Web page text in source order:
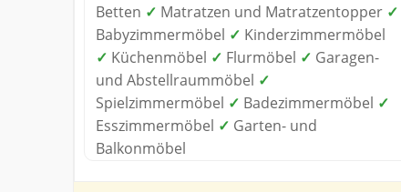
Betten ✓ Matratzen und Matratzentopper ✓
Babyzimmermöbel ✓ Kinderzimmermöbel
✓ Küchenmöbel ✓ Flurmöbel ✓ Garagen-
und Abstellraummöbel ✓
Spielzimmermöbel ✓ Badezimmermöbel ✓
Esszimmermöbel ✓ Garten- und
Balkonmöbel